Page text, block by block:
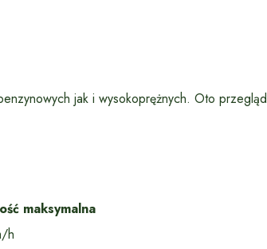
jak i wysokoprężnych. Oto przegląd
maksymalna
h